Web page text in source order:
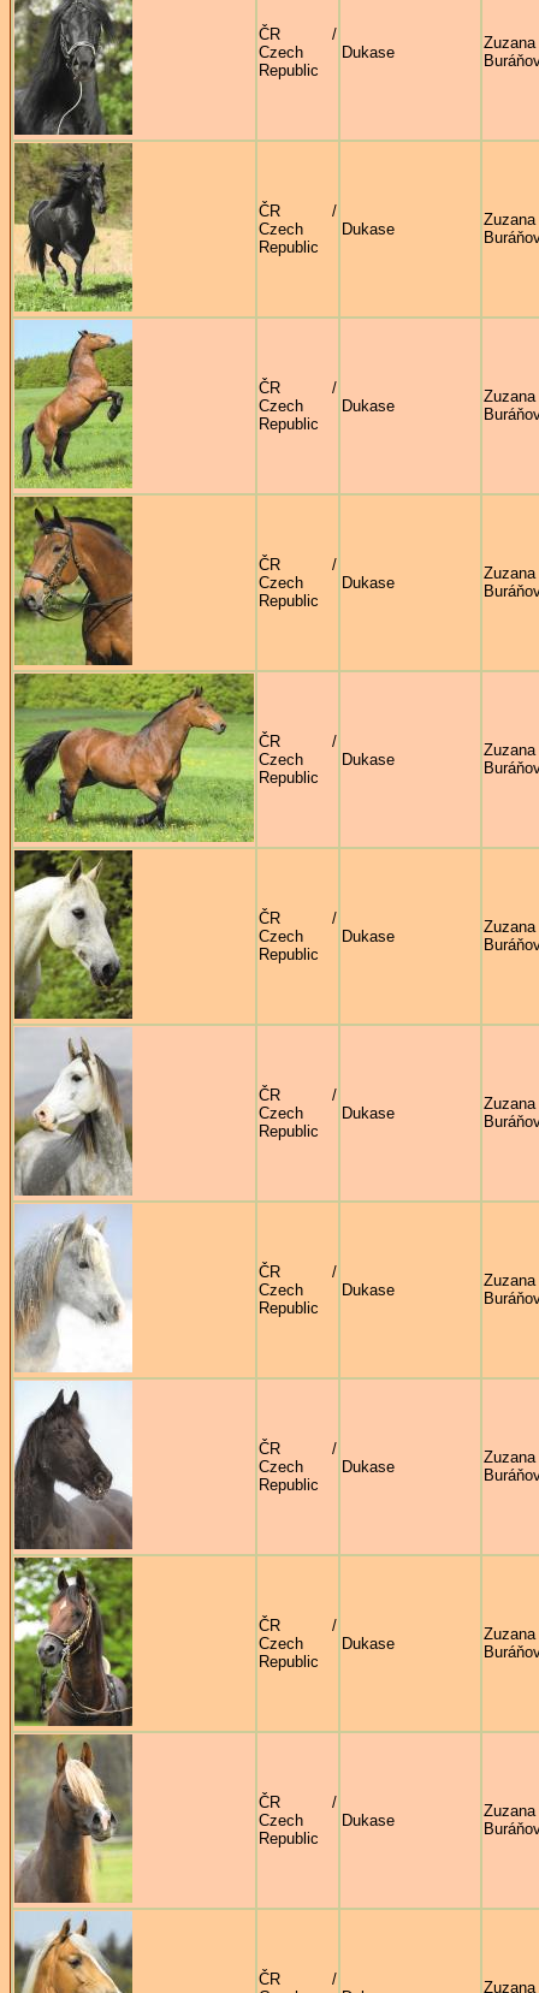
ČR /
Czech
Republic
Dukase
Zuzana
ČR /
Czech
Republic
Dukase
Zuzana
ČR /
Czech
Republic
Dukase
Zuzana
ČR /
Czech
Republic
Dukase
Zuzana
ČR /
Czech
Republic
Dukase
Zuzana
ČR /
Czech
Republic
Dukase
Zuzana
ČR /
Czech
Republic
Dukase
Zuzana
ČR /
Czech
Republic
Dukase
Zuzana
ČR /
Czech
Republic
Dukase
Zuzana
ČR /
Czech
Republic
Dukase
Zuzana
ČR /
Czech
Republic
Dukase
Zuzana
ČR /
Zuzana